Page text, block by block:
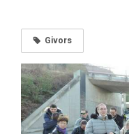
Givors